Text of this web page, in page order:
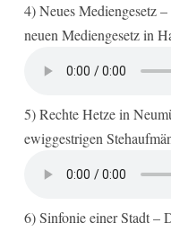
4) Neues Mediengesetz
neuen Mediengesetz in
5) Rechte Hetze in
ewiggestrigen
6) Sinfonie einer Stadt –